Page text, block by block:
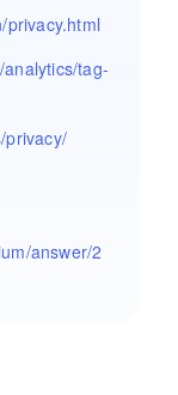
privacy.html
tag-
privacy/
answer/2